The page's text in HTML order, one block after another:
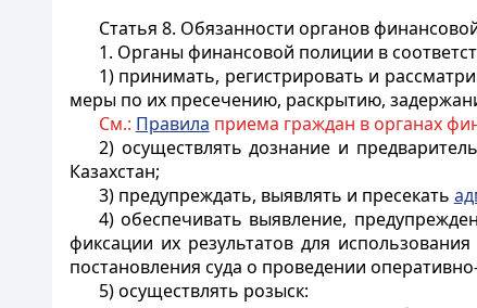
Статья 8. Обязанности органов
1. Органы финансовой полиции в
1) принимать, регистрировать и
меры по их пресечению, раскрытию,
См.: Правила приема граждан в органах
2) осуществлять дознание и
Казахстан;
3) предупреждать, выявлять и пресекать
4) обеспечивать выявление,
фиксации их результатов для
постановления суда о проведении
5) осуществлять розыск: